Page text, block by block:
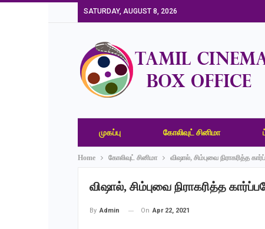
SATURDAY, AUGUST 8, 2026
முகப்பு கோலிவுட் சினிமா
Home கோலிவுட் சினிமா விஷால், சிம்புவை நிராகரித்த
விஷால், சிம்புவை நிராகரித்த
By Admin On Apr 22, 2021